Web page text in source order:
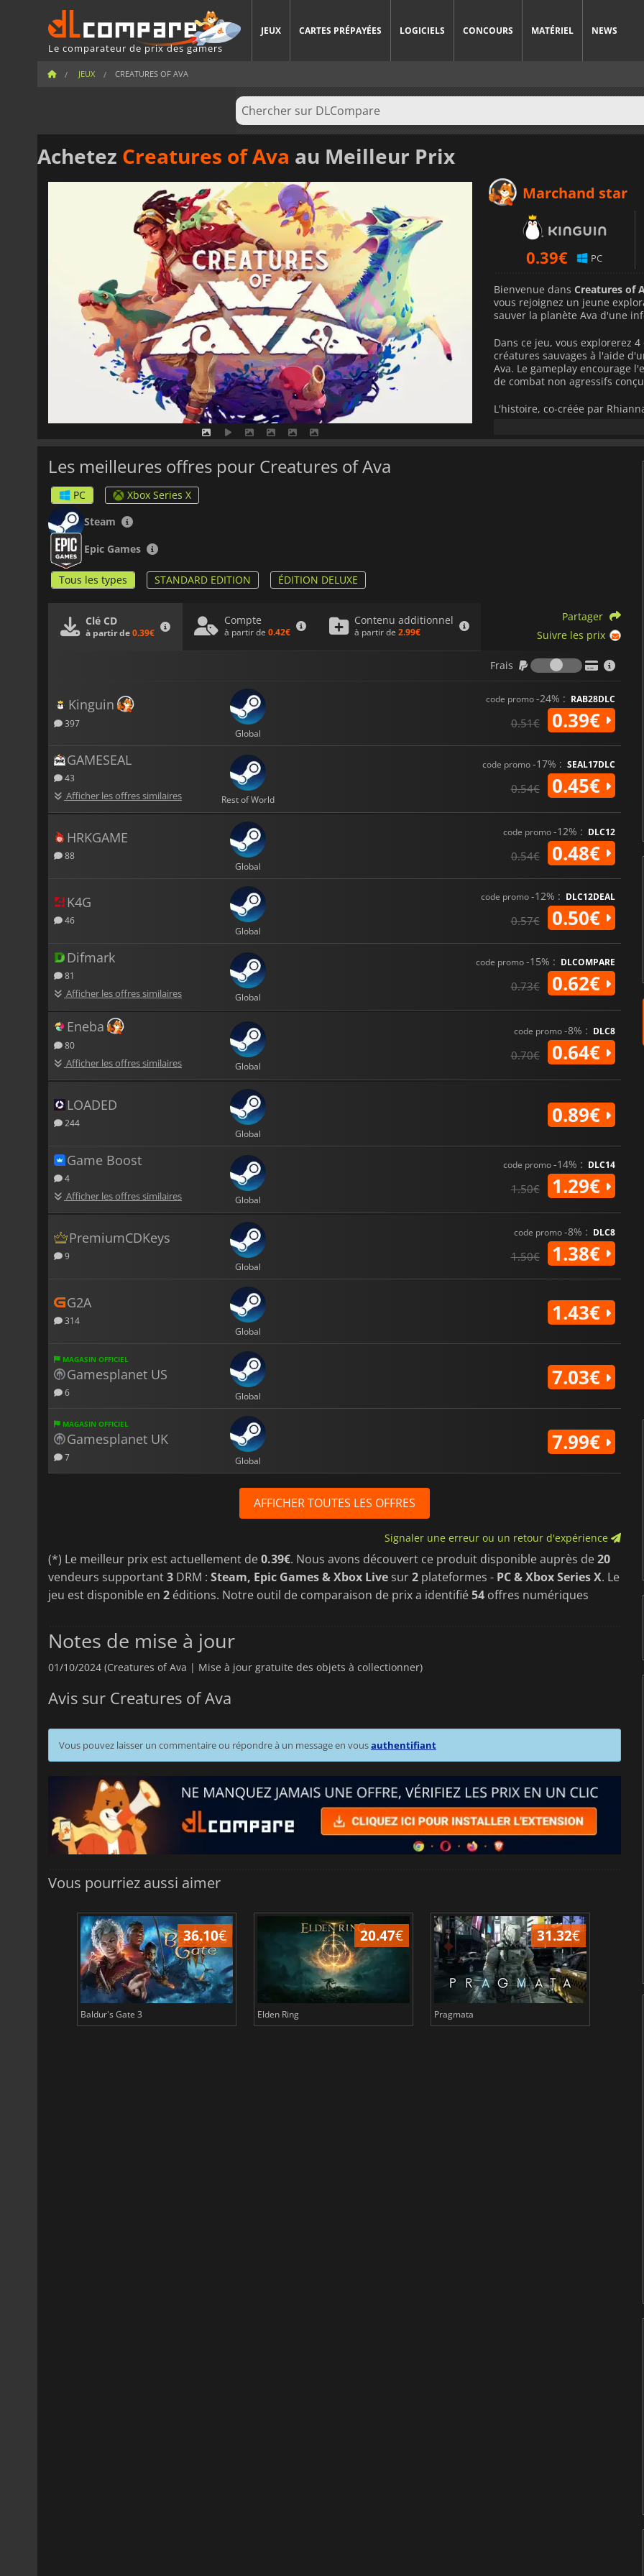
Le comparateur de prix des gamers
JEUX CARTES PRÉPAYÉES LOGICIELS CONCOURS MATÉRIEL NEWS
JEUX CREATURES OF AVA
Achetez Creatures of Ava au Meilleur Prix
Marchand star
0.39€ PC
Bienvenue dans Creatures of
vous rejoignez un jeune
sauver la planète Ava d'une
Dans ce jeu, vous explorerez
créatures sauvages à l'aide
Ava. Le gameplay encourage
de combat non agressifs
L'histoire, co-créée par
de découvertes, alors que
Ce jeu va au-delà des genres
compréhension et une
et aux créatures qui les
environnementales
personnages colorés en
comprenant leur relation
pourrez sauver Ava d'une
Les meilleures offres pour Creatures of Ava
PC
Xbox Series X
Steam
Epic Games
Tous les types STANDARD EDITION ÉDITION DELUXE
Clé CD
à partir de0.39€
Compte
à partir de 0.42€
Contenu additionnel
à partir de 2.99€
Partager
Suivre les prix
Frais
Frais
Kinguin
397
Global
code promo-24% : RAB28DLC
0.51€ 0.39€
GAMESEAL
43
Afficher les offres similaires Rest of World
code promo-17% : SEAL17DLC
0.54€ 0.45€
HRKGAME
88
Global
code promo-12% : DLC12
0.54€ 0.48€
K4G
46
Global
code promo-12% : DLC12DEAL
0.57€ 0.50€
Difmark
81
Afficher les offres similaires Global
code promo-15% : DLCOMPARE
0.73€ 0.62€
Eneba
80
Afficher les offres similaires Global
code promo-8% : DLC8
0.70€ 0.64€
LOADED
244
Global
0.89€
Game Boost
4
Afficher les offres similaires Global
code promo-14% : DLC14
1.50€ 1.29€
PremiumCDKeys
9
Global
code promo-8% : DLC8
1.50€ 1.38€
G2A
314
Global
1.43€
MAGASIN OFFICIEL
Gamesplanet US
6 Global
7.03€
MAGASIN OFFICIEL
Gamesplanet UK
7 Global
7.99€
AFFICHER TOUTES LES OFFRES
Signaler une erreur ou un retour d'expérience
(*) Le meilleur prix est actuellement de0.39€. Nous avons découvert ce produit disponible auprès de20
vendeurs supportant3 DRM : Steam, Epic Games & Xbox Live sur2 plateformes - PC & Xbox Series X. Le
jeu est disponible en 2 éditions. Notre outil de comparaison de prix a identifié54 offres numériques
Notes de mise à jour
01/10/2024 (Creatures of Ava | Mise à jour gratuite des objets à collectionner)
Avis sur Creatures of Ava
Vous pouvez laisser un commentaire ou répondre à un message en vousauthentifiant
Vous pourriez aussi aimer
36.10€
Baldur's Gate 3
20.47€
Elden Ring
31.32€
Pragmata Total